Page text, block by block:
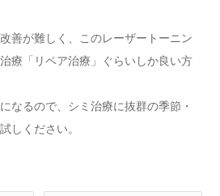
善が難しく、このレーザートーニン
療「リペア治療」ぐらいしか良い方
なるので、シミ治療に抜群の季節・
しください。